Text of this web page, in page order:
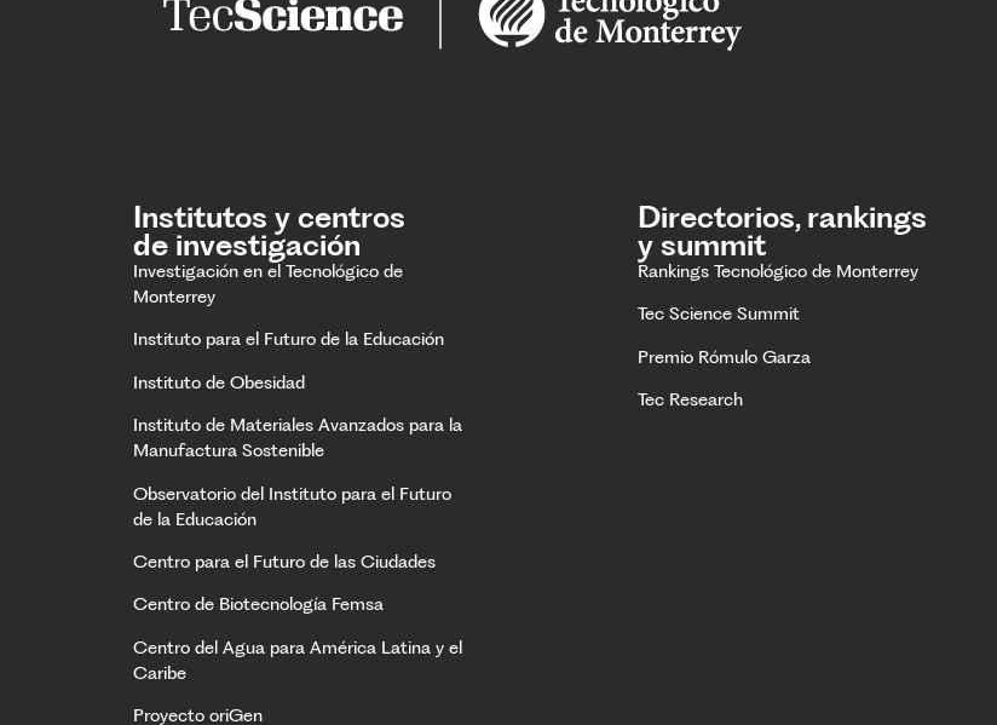
Institutos y centros
de investigación
Investigación en el Tecnológico de
Monterrey
Instituto para el Futuro de la Educación
Instituto de Obesidad
Instituto de Materiales Avanzados para la
Manufactura Sostenible
Observatorio del Instituto para el Futuro
de la Educación
Centro para el Futuro de las Ciudades
Centro de Biotecnología Femsa
Centro del Agua para América Latina y el
Caribe
Proyecto oriGen
Directorios, rankings
y summit
Rankings Tecnológico de Monterrey
Tec Science Summit
Premio Rómulo Garza
Tec Research